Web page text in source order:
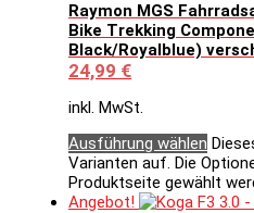
Raymon MGS
Bike Trekking
Black/Royalblue)
24,99 €
inkl. MwSt.
Ausführung wählen
Varianten auf. Die
Produktseite gewählt
Angebot!